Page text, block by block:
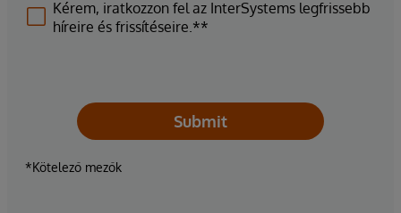
Kérem, iratkozzon fel az InterSystems legfrissebb
híreire és frissítéseire.**
Submit
*Kötelező mezők